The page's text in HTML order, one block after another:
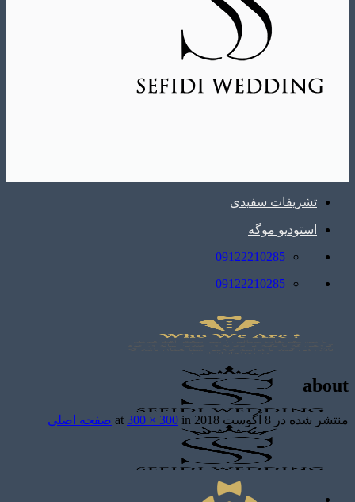
تشریفات سفیدی
استودیو موگه
09122210285
09122210285
about
منتشر شده در 8 آگوست 2018 300 × 300 in صفحه اصلی